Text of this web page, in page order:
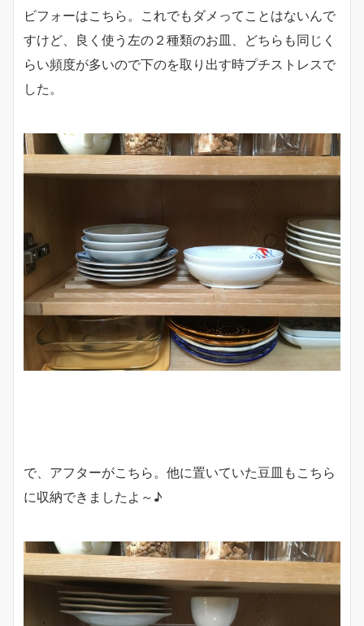
ビフォーはこちら。これでもダメってことはないんで
すけど、良く使う左の２種類のお皿、どちらも同じく
らい頻度が多いので下のを取り出す時プチストレスで
した。
で、アフターがこちら。他に置いていた豆皿もこちら
に収納できましたよ～♪